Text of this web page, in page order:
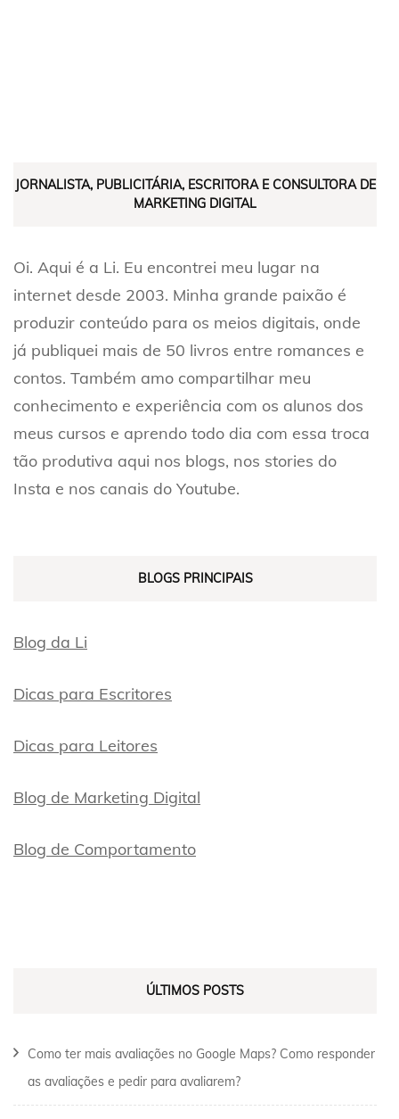
JORNALISTA, PUBLICITÁRIA, ESCRITORA E CONSULTORA DE
MARKETING DIGITAL
Oi. Aqui é a Li. Eu encontrei meu lugar na
internet desde 2003. Minha grande paixão é
produzir conteúdo para os meios digitais, onde
já publiquei mais de 50 livros entre romances e
contos. Também amo compartilhar meu
conhecimento e experiência com os alunos dos
meus cursos e aprendo todo dia com essa troca
tão produtiva aqui nos blogs, nos stories do
Insta e nos canais do Youtube.
BLOGS PRINCIPAIS
Blog da Li
Dicas para Escritores
Dicas para Leitores
Blog de Marketing Digital
Blog de Comportamento
ÚLTIMOS POSTS
Como ter mais avaliações no Google Maps? Como responder
as avaliações e pedir para avaliarem?